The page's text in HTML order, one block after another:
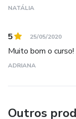
NATÁLIA
5 25/05/2020
Muito bom o
ADRIANA
Outros